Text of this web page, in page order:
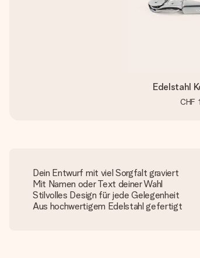
Edelstahl
CHF
Dein Entwurf mit viel Sorgfalt graviert
Mit Namen oder Text deiner Wahl
Stilvolles Design für jede Gelegenheit
Aus hochwertigem Edelstahl gefertigt